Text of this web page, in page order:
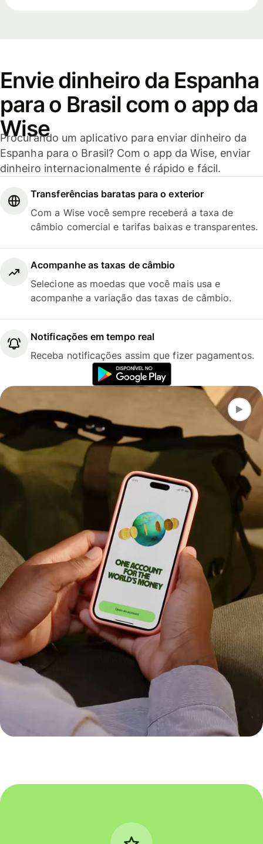
Envie dinheiro da Espanha
para o Brasil com o app da
Wise
Procurando um aplicativo para enviar dinheiro da
Espanha para o Brasil? Com o app da Wise, enviar
dinheiro internacionalmente é rápido e fácil.
Transferências baratas para o exterior
Com a Wise você sempre receberá a taxa de
câmbio comercial e tarifas baixas e transparentes.
Acompanhe as taxas de câmbio
Selecione as moedas que você mais usa e
acompanhe a variação das taxas de câmbio.
Notificações em tempo real
Receba notificações assim que fizer pagamentos.